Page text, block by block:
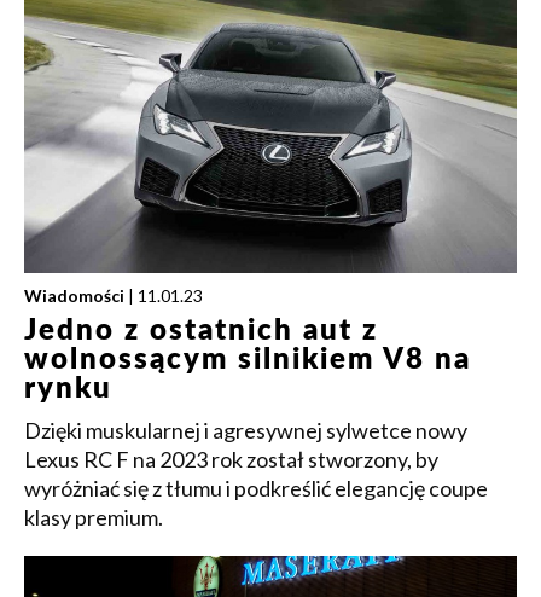
Wiadomości | 11.01.23
Jedno z ostatnich aut z
wolnossącym silnikiem V8 na
rynku
Dzięki muskularnej i agresywnej sylwetce nowy
Lexus RC F na 2023 rok został stworzony, by
wyróżniać się z tłumu i podkreślić elegancję coupe
klasy premium.